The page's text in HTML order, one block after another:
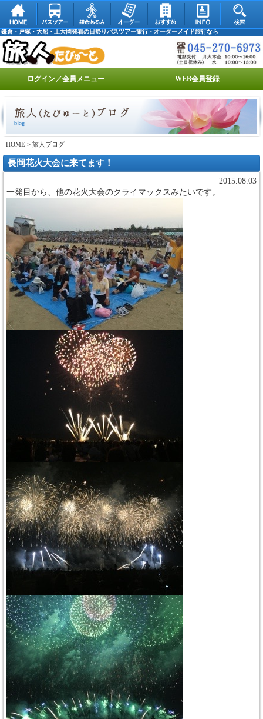
鎌倉・戸塚・大船・上大岡発着の日帰りバスツアー旅行・オーダーメイド旅行なら
ログイン／会員メニュー WEB会員登録
HOME > 旅人ブログ
長岡花火大会に来てます！
2015.08.03
一発目から、他の花火大会のクライマックスみたいです。